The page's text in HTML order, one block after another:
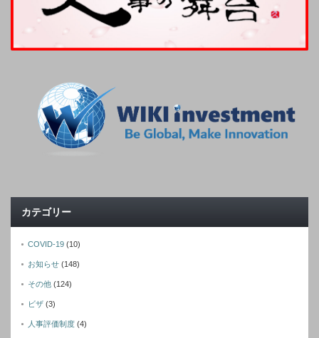
カテゴリー
COVID-19 (10)
お知らせ (148)
その他 (124)
ビザ (3)
人事評価制度 (4)